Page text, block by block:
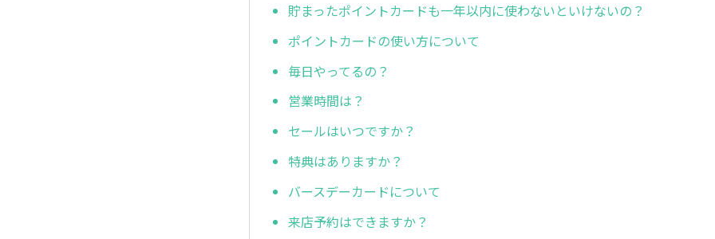
貯まったポイントカードも一年以内に使わないといけないの？
ポイントカードの使い方について
毎日やってるの？
営業時間は？
セールはいつですか？
特典はありますか？
バースデーカードについて
来店予約はできますか？